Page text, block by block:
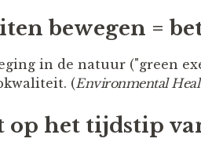
bewegen =
in de natuur ("green
(Environmental
op het tijdstip